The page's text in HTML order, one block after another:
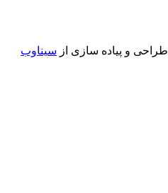
طراحی و پیاده سازی از سیناوب